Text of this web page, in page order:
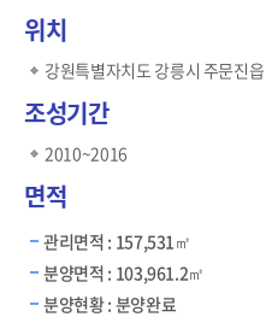
위치
강원특별자치도 강릉시 주문진
조성기간
2010~2016
면적
관리면적 : 157,531㎡
분양면적 : 103,961.2㎡
분양현황 : 분양완료